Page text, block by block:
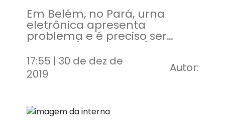
Em Belém, no Pará, urna
eletrônica apresenta
problema e é preciso ser
trocada (Tânia Rêgo/Agência
Brasil)
17:55 | 30 de dez de
2019
Autor: